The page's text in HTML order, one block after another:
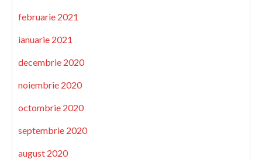
februarie 2021
ianuarie 2021
decembrie 2020
noiembrie 2020
octombrie 2020
septembrie 2020
august 2020